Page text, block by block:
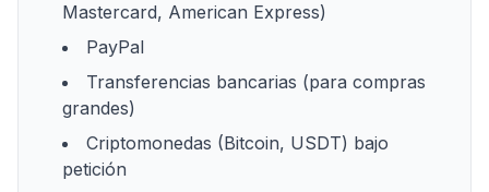
Mastercard, American Express)
PayPal
Transferencias bancarias (para compras
grandes)
Criptomonedas (Bitcoin, USDT) bajo
petición